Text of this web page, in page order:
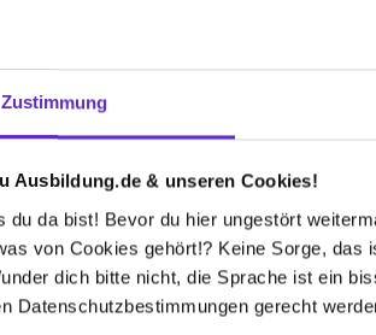
Zustimmung
Ausbildung.de & unseren Cookies!
du da bist! Bevor du hier ungestört
von Cookies gehört!? Keine Sorge,
dich bitte nicht, die Sprache ist ein
Datenschutzbestimmungen gerecht
bei Ihnen ausgeschrieben?
Zeit nehmen können und du eine Top-
um eine Ausbildung bei Ihnen
mehr als perfekte Noten! Ein